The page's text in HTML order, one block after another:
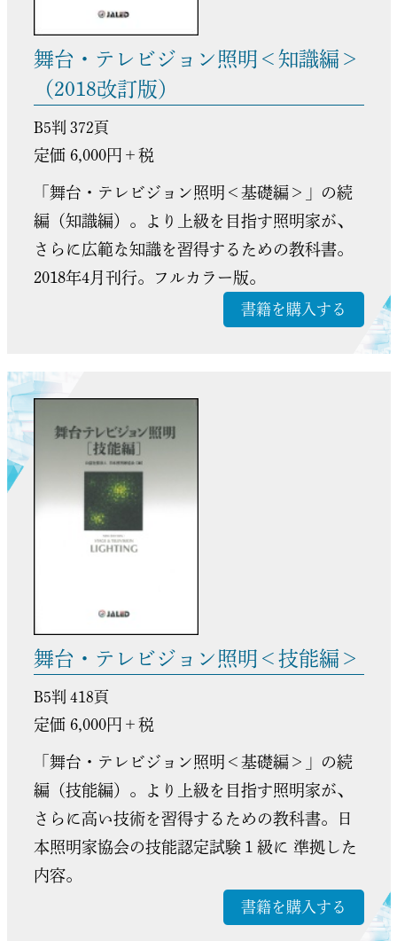
舞台・テレビジョン照明＜知識編＞
（2018改訂版）
B5判 372頁
定価 6,000円＋税
「舞台・テレビジョン照明＜基礎編＞」の続
編（知識編）。より上級を目指す照明家が、
さらに広範な知識を習得するための教科書。
2018年4月刊行。フルカラー版。
書籍を購入する
舞台・テレビジョン照明＜技能編＞
B5判 418頁
定価 6,000円＋税
「舞台・テレビジョン照明＜基礎編＞」の続
編（技能編）。より上級を目指す照明家が、
さらに高い技術を習得するための教科書。日
本照明家協会の技能認定試験１級に 準拠した
内容。
書籍を購入する